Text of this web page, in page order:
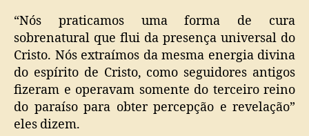
“Nós praticamos uma forma de cura
sobrenatural que flui da presença universal do
Cristo. Nós extraímos da mesma energia divina
do espírito de Cristo, como seguidores antigos
fizeram e operavam somente do terceiro reino
do paraíso para obter percepção e revelação”
eles dizem.